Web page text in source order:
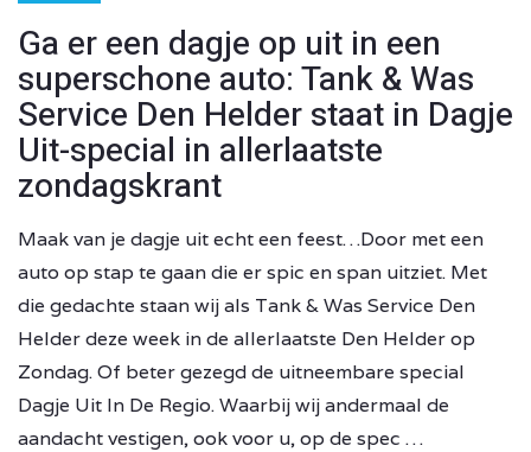
Ga er een dagje op uit in een
superschone auto: Tank & Was
Service Den Helder staat in Dagje
Uit-special in allerlaatste
zondagskrant
Maak van je dagje uit echt een feest…Door met een
auto op stap te gaan die er spic en span uitziet. Met
die gedachte staan wij als Tank & Was Service Den
Helder deze week in de allerlaatste Den Helder op
Zondag. Of beter gezegd de uitneembare special
Dagje Uit In De Regio. Waarbij wij andermaal de
aandacht vestigen, ook voor u, op de spec …